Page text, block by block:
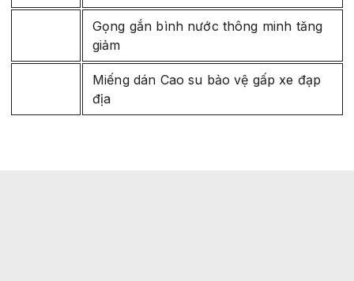
Gọng gắn bình nước thông minh tăng
giảm
Miếng dán Cao su bảo vệ gấp xe đạp
địa